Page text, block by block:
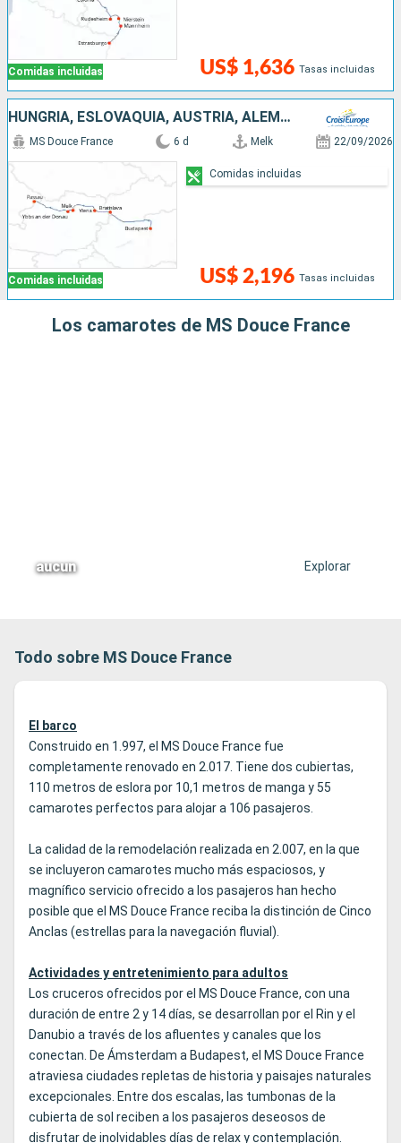
Comidas incluidas US$ 1,636 Tasas incluidas
HUNGRÍA, ESLOVAQUIA, AUSTRIA, ALEMANIA
Comidas incluidas
MS Douce France 6 d Melk 22/09/2026
US$ 2,196 Tasas incluidas
Comidas incluidas
Los camarotes de MS Douce France
aucun Explorar
Todo sobre MS Douce France
El barco
Construido en 1.997, el MS Douce France fue
completamente renovado en 2.017. Tiene dos cubiertas,
110 metros de eslora por 10,1 metros de manga y 55
camarotes perfectos para alojar a 106 pasajeros.
La calidad de la remodelación realizada en 2.007, en la que
se incluyeron camarotes mucho más espaciosos, y
magnífico servicio ofrecido a los pasajeros han hecho
posible que el MS Douce France reciba la distinción de Cinco
Anclas (estrellas para la navegación fluvial).
Actividades y entretenimiento para adultos
Los cruceros ofrecidos por el MS Douce France, con una
duración de entre 2 y 14 días, se desarrollan por el Rin y el
Danubio a través de los afluentes y canales que los
conectan. De Ámsterdam a Budapest, el MS Douce France
atraviesa ciudades repletas de historia y paisajes naturales
excepcionales. Entre dos escalas, las tumbonas de la
cubierta de sol reciben a los pasajeros deseosos de
disfrutar de inolvidables días de relax y contemplación.